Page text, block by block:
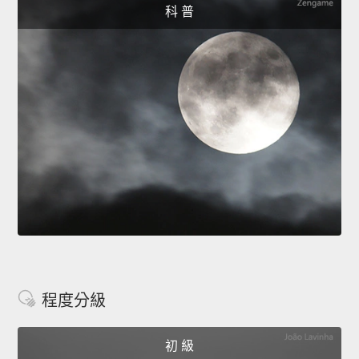
科 普
程度分級
初 級